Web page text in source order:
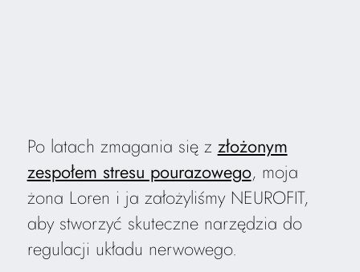
Po latach zmagania się z złożonym
zespołem stresu pourazowego, moja
żona Loren i ja założyliśmy NEUROFIT,
aby stworzyć skuteczne narzędzia do
regulacji układu nerwowego.